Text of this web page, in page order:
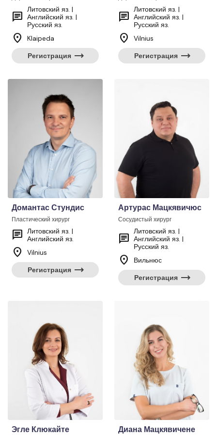
chat
Литовский яз. |
Английский яз. |
Русский яз.
location_on
Klaipeda
Регистрация trending_flat
chat
Литовский яз. |
Английский яз. |
Русский яз.
location_on
Vilnius
Регистрация trending_flat
Домантас Стундис
Пластический хирург
chat Литовский яз. |
Английский яз.
location_on
Vilnius
Регистрация trending_flat
Артурас Мацкявичюс
Сосудистый хирург
chat
Литовский яз. |
Английский яз. |
Русский яз.
location_on
Вильнюс
Регистрация trending_flat
Эгле Клюкайте
Диана Мацкявичене